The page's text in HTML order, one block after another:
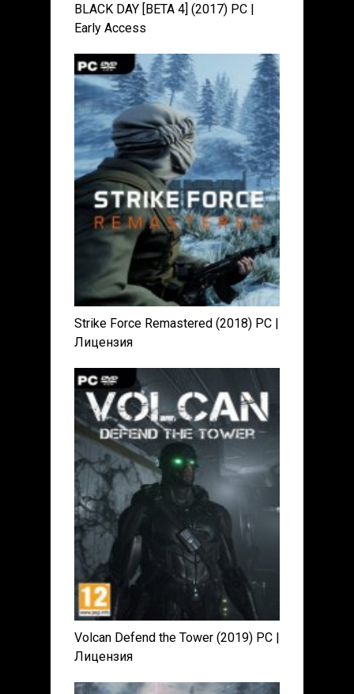
BLACK DAY [BETA 4] (2017) PC |
Early Access
Strike Force Remastered (2018) PC |
Лицензия
Volcan Defend the Tower (2019) PC |
Лицензия